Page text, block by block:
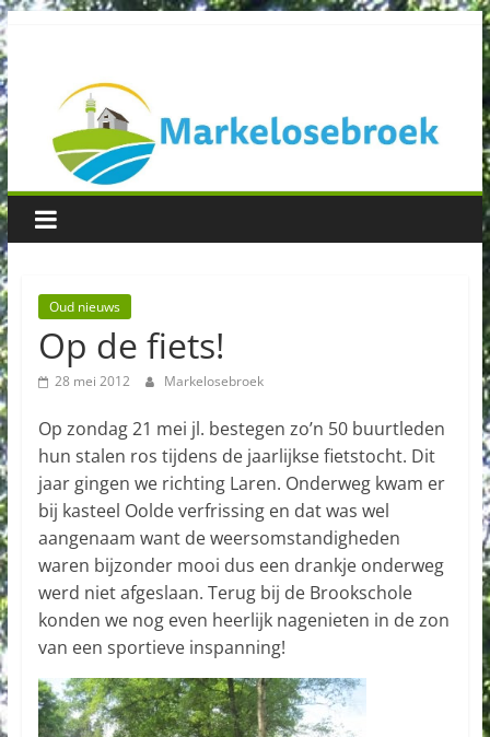
Spring
naar
inhoudBuurtvereniging
Markelosebroek
Oud nieuws
Op de fiets!
28 mei 2012 Markelosebroek
Op zondag 21 mei jl. bestegen zo’n 50 buurtleden
hun stalen ros tijdens de jaarlijkse fietstocht. Dit
jaar gingen we richting Laren. Onderweg kwam er
bij kasteel Oolde verfrissing en dat was wel
aangenaam want de weersomstandigheden
waren bijzonder mooi dus een drankje onderweg
werd niet afgeslaan. Terug bij de Brookschole
konden we nog even heerlijk nagenieten in de zon
van een sportieve inspanning!